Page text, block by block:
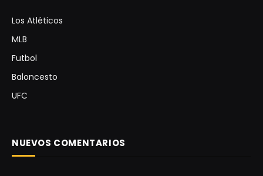
Los Atléticos
MLB
Futbol
Baloncesto
UFC
NUEVOS COMENTARIOS